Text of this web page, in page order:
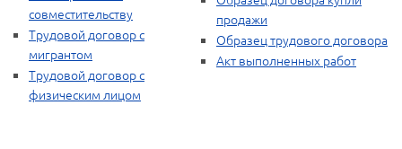
совместительству
Трудовой договор с
мигрантом
Трудовой договор с
физическим лицом
продажи
Образец трудового договора
Акт выполненных работ